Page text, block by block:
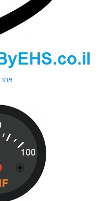
אתר החנות